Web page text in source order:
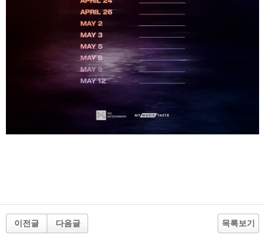
이전글 다음글 목록보기